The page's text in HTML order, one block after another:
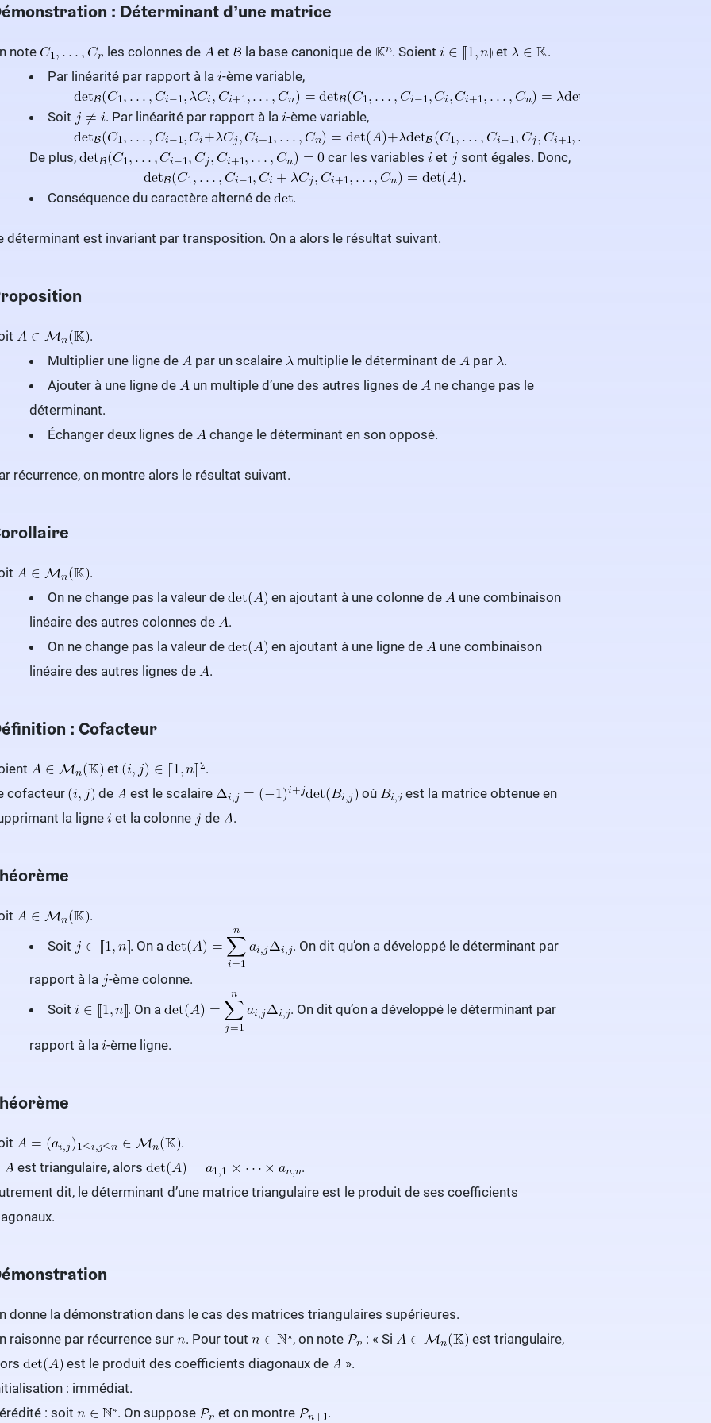
: Déterminant d’une matrice
note les colonnes de et la base canonique de . Soient et
.
Par linéarité par rapport à la -ème variable,
Soit . Par linéarité par rapport à la -ème variable,
De plus, car les variables et sont égales. Donc,
Conséquence du caractère alterné de .
déterminant est invariant par transposition. On a alors le résultat suivant.
.
Multiplier une ligne de
par un scalaire multiplie le déterminant de par
.
Ajouter à une ligne de
un multiple d’une des autres lignes de
ne change pas le
déterminant.
Échanger deux lignes de
change le déterminant en son opposé.
récurrence, on montre alors le résultat suivant.
.
On ne change pas la valeur de
en ajoutant à une colonne de
une combinaison
linéaire des autres colonnes de
.
On ne change pas la valeur de
en ajoutant à une ligne de
une combinaison
linéaire des autres lignes de
.
: Cofacteur
et
.
cofacteur
de est le scalaire où
est la matrice obtenue en
la ligne
et la colonne de .
.
Soit
. On a . On dit qu’on a développé le déterminant par
rapport à la
-ème colonne.
Soit
. On a . On dit qu’on a développé le déterminant par
rapport à la -ème ligne.
.
est triangulaire, alors
.
dit, le déterminant d’une matrice triangulaire est le produit de ses coefficients
donne la démonstration dans le cas des matrices triangulaires supérieures.
raisonne par récurrence sur
. Pour tout , on note : « Si
est triangulaire,
est le produit des coefficients diagonaux de
».
: immédiat.
: soit
. On suppose et on montre .